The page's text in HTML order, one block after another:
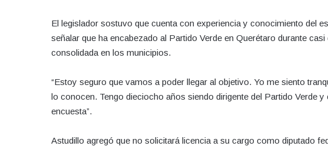
El legislador sostuvo que cuenta con experiencia y conocimiento del
señalar que ha encabezado al Partido Verde en Querétaro durante
consolidada en los municipios.
“Estoy seguro que vamos a poder llegar al objetivo. Yo me siento
lo conocen. Tengo dieciocho años siendo dirigente del Partido Verde
encuesta”.
Astudillo agregó que no solicitará licencia a su cargo como diputado